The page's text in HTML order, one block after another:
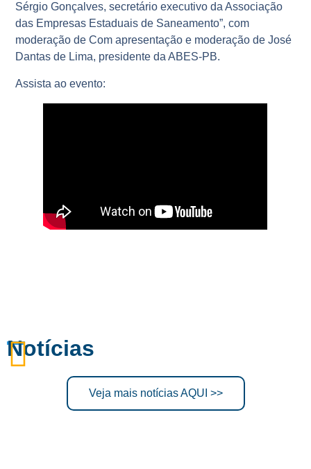
Sérgio Gonçalves, secretário executivo da Associação
das Empresas Estaduais de Saneamento”, com
moderação de Com apresentação e moderação de José
Dantas de Lima, presidente da ABES-PB.
Assista ao evento:
Notícias
Veja mais notícias AQUI >>